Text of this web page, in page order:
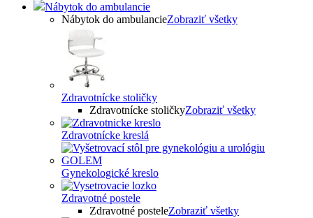
Nábytok do ambulancie
Nábytok do ambulancieZobraziť všetky
Zdravotnícke stoličky
Zdravotnícke stoličkyZobraziť všetky
Zdravotnícke kreslá
Gynekologické kreslo
Zdravotné postele
Zdravotné posteleZobraziť všetky